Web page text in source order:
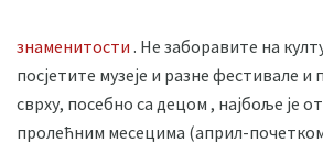
знаменитости . Не заборавите на
посјетите музеје и разне фестивале и
сврху, посебно са децом , најбоље је
пролећним месецима (април-почетком